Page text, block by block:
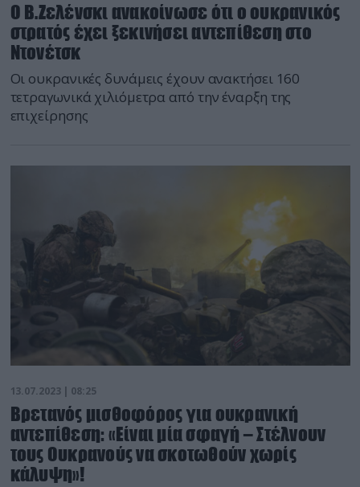
Ο Β.Ζελένσκι ανακοίνωσε ότι ο ουκρανικός
στρατός έχει ξεκινήσει αντεπίθεση στο
Ντονέτσκ
Οι ουκρανικές δυνάμεις έχουν ανακτήσει 160
τετραγωνικά χιλιόμετρα από την έναρξη της
επιχείρησης
13.07.2023 | 08:25
Bρετανός μισθοφόρος για ουκρανική
αντεπίθεση: «Είναι μία σφαγή – Στέλνουν
τους Ουκρανούς να σκοτωθούν χωρίς
κάλυψη»!